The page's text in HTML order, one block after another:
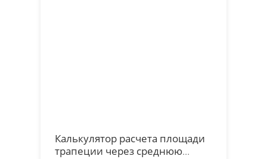
Калькулятор расчета площади
трапеции через среднюю